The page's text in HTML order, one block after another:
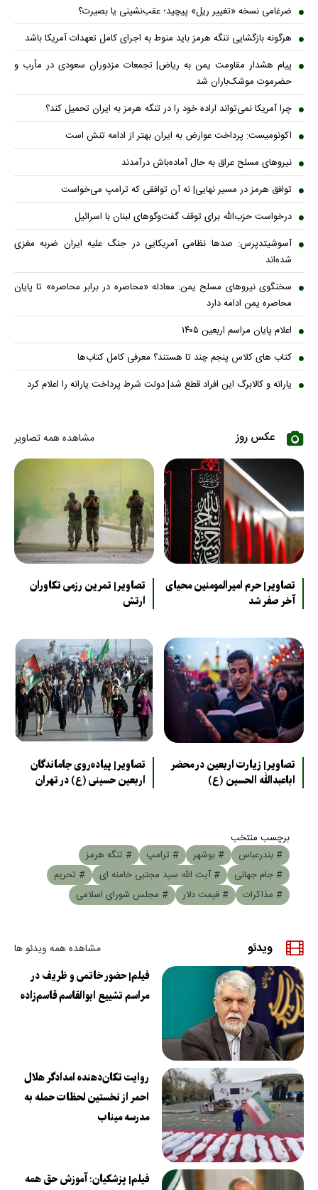
ضرغامی نسخه «تغییر ریل» پیچید؛ عقب‌نشینی یا بصیرت؟
هرگونه بازگشایی تنگه هرمز باید منوط به اجرای کامل تعهدات آمریکا باشد
پیام هشدار مقاومت یمن به ریاض| تجمعات مزدوران سعودی در مأرب و
حضرموت موشک‌باران شد
چرا آمریکا نمی‌تواند اراده خود را در تنگه هرمز به ایران تحمیل کند؟
اکونومیست: پرداخت عوارض به ایران بهتر از ادامه تنش است
نیروهای مسلح عراق به حال آماده‌باش درآمدند
توافق هرمز در مسیر نهایی| نه آن توافقی که ترامپ می‌خواست
درخواست حزب‌الله برای توقف گفت‌وگوهای لبنان با اسرائیل
آسوشیتدپرس: صدها نظامی آمریکایی در جنگ علیه ایران ضربه مغزی
شده‌اند
سخنگوی نیروهای مسلح یمن: معادله «محاصره در برابر محاصره» تا پایان
محاصره یمن ادامه دارد
اعلام پایان مراسم اربعین ۱۴۰۵
کتاب های کلاس پنجم چند تا هستند؟ معرفی کامل کتاب‌ها
یارانه و کالابرگ این افراد قطع شد| دولت شرط پرداخت یارانه را اعلام کرد
عکس روز مشاهده همه تصاویر
تصاویر| حرم امیرالمومنین محیای
آخر صفر شد
تصاویر| تمرین رزمی تکاوران
ارتش
تصاویر| زیارت اربعین در محضر
اباعبدالله الحسین (ع)
تصاویر| پیاده‌روی جاماندگان
اربعین حسینی (ع) در تهران
برچسب منتخب
# بندرعباس
# بوشهر # ترامپ
# تنگه هرمز
# جام جهانی
# آیت الله سید مجتبی خامنه ای
# تحریم
# مذاکرات
# قیمت دلار # مجلس شورای اسلامی
ویدئو مشاهده همه ویدئو ها
فیلم| حضور خاتمی و ظریف در
مراسم تشییع ابوالقاسم قاسم‌زاده
روایت تکان‌دهنده امدادگر هلال
احمر از نخستین لحظات حمله به
مدرسه میناب
فیلم| پزشکیان: آموزش حق همه